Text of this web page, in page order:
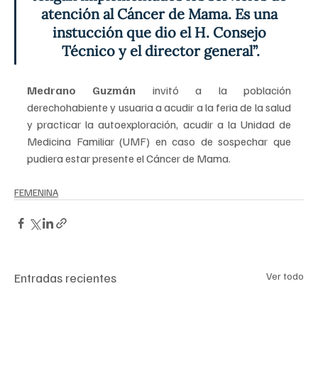
atención al Cáncer de Mama. Es una
instucción que dio el H. Consejo
Técnico y el director general”.
Medrano Guzmán invitó a la población
derechohabiente y usuaria a acudir a la feria de la salud
y practicar la autoexploración, acudir a la Unidad de
Medicina Familiar (UMF) en caso de sospechar que
pudiera estar presente el Cáncer de Mama.
FEMENINA
Entradas recientes Ver todo